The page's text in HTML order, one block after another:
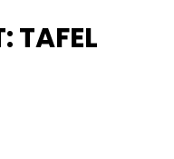
TAFEL